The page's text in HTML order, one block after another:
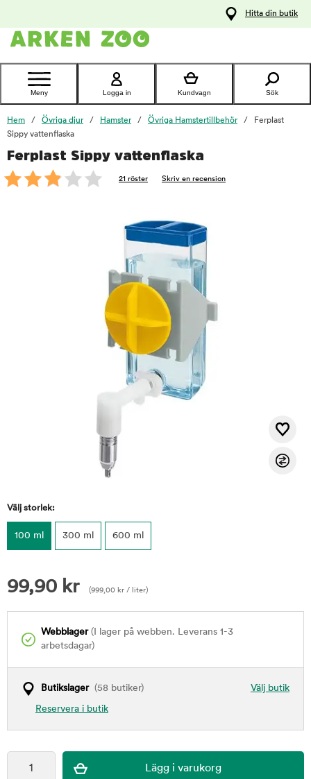
Kontakta
Hitta din butik
Meny Logga in Kundvagn Sök
Hem Övriga djur Hamster Övriga Hamstertillbehör
Ferplast
Sippy vattenflaska
Ferplast Sippy vattenflaska
21 röster Skriv en recension
Välj storlek:
100 ml 300 ml 600 ml
99,90 kr (999,00 kr / liter)
Webblager(I lager på webben. Leverans 1-3
arbetsdagar)
Välj butik
Butikslager(58 butiker)
Reservera i butik
foo